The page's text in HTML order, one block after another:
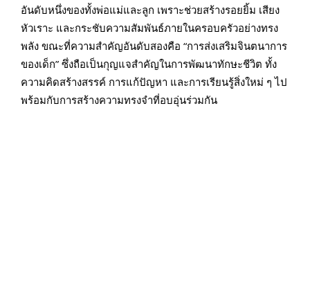
อันดับหนึ่งของทั้งพ่อแม่และลูก เพราะช่วยสร้างรอยยิ้ม เสียง
หัวเราะ และกระชับความสัมพันธ์ภายในครอบครัวอย่างทรง
พลัง ขณะที่ความสำคัญอันดับสองคือ “การส่งเสริมจินตนาการ
ของเด็ก” ซึ่งถือเป็นกุญแจสำคัญในการพัฒนาทักษะชีวิต ทั้ง
ความคิดสร้างสรรค์ การแก้ปัญหา และการเรียนรู้สิ่งใหม่ ๆ ไป
พร้อมกับการสร้างความทรงจำที่อบอุ่นร่วมกัน